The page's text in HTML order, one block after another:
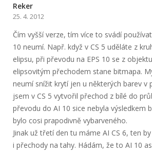
Reker
25. 4. 2012
Čím vyšší verze, tím více to svádí
10 neumí. Např. když v CS 5 uděláte z
elipsu, při převodu na EPS 10 se z
elipsovitým přechodem stane bitmapa.
neumí snížit krytí jen u některých barev v
jsem v CS 5 vytvořil přechod z bílé do
převodu do AI 10 sice nebyla výsledkem
bylo cosi prapodivně vybarveného.
Jinak už třetí den tu máme AI CS 6, ten
i přechody na tahy. Hádám, že to AI 10